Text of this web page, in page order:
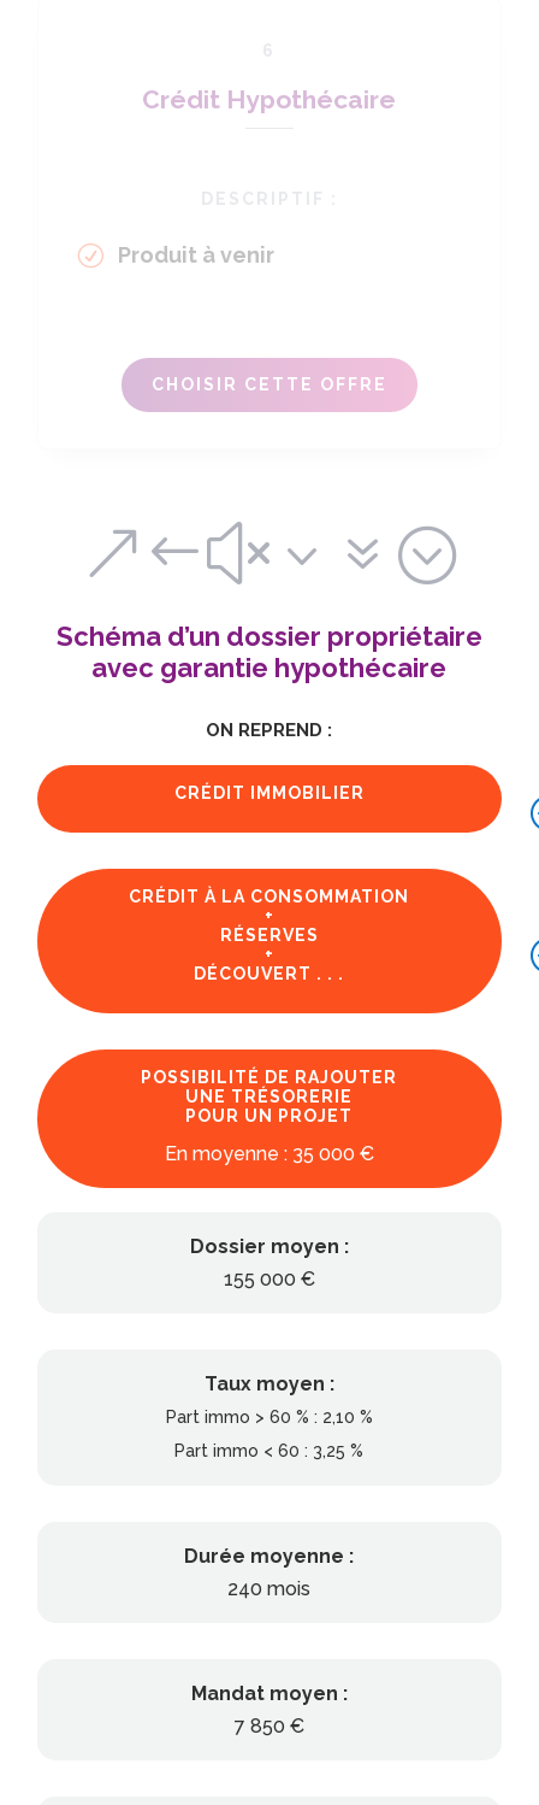
Crédit Hypothécaire
Produit à venir
CHOISIR CETTE OFFRE
&#x37;
Schéma d’un dossier propriétaire
avec garantie hypothécaire
ON REPREND :
CRÉDIT IMMOBILIER
CRÉDIT À LA CONSOMMATION
+
RÉSERVES
+
DÉCOUVERT . . .
POSSIBILITÉ DE RAJOUTER
UNE TRÉSORERIE
POUR UN PROJET
En moyenne : 35 000 €
Dossier moyen :
155 000 €
Taux moyen :
Part immo > 60 % : 2,10 %
Part immo < 60 : 3,25 %
Durée moyenne :
240 mois
Mandat moyen :
7 850 €